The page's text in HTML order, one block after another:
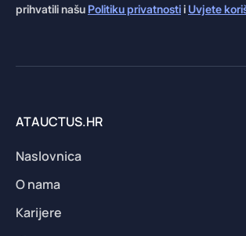
prihvatili našu Politiku privatnostii Uvjete
ATAUCTUS.HR
Naslovnica
O nama
Karijere